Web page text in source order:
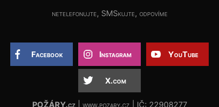
netelefonujte, SMSkujte, odpovíme
Facebook Instagram YouTube
X.com
POŽÁRY.cz| www.pozary.cz | IČ: 22908277